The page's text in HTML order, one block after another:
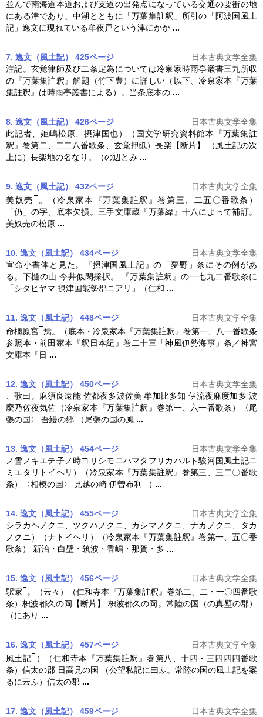
並んで南海道本道および支道の出発点になっている交通の要衝の地
にある津であり、中湖とともに「万葉集註釈 」所引の「阿波国風土
記」逸文に現れている牟夜戸という津にかか ...
7. 逸文（風土記） 425ページ
日本古典文学全集
注記。玄覚律師及び二条定為については冷泉家時雨亭叢書三九所収
の『万葉集註釈 』解題（竹下豊）に詳しい（以下、冷泉家本『万葉
集註釈 』は時雨亭叢書による）。当条底本の ...
8. 逸文（風土記） 426ページ
日本古典文学全集
此記者、姫嶋松原、摂津国也）（国文学研究資料館本『万葉集註
釈 』巻第二、二二八番歌条、玄覚押紙）長楽【断片】 （風土記の次
上に）長楽地の名なり。（の辺とみ ...
9. 逸文（風土記） 432ページ
日本古典文学全集
美奴売
。（冷泉家本『万葉集註釈 』巻第三、二五〇番歌条）
「仍」の字、底本欠損。三手文庫蔵『万葉緯』十八によって補訂。
美奴売の松原 ...
10. 逸文（風土記） 434ページ
日本古典文学全集
宣命小書体と見た。『摂津国風土記』の「夢野」条にその例があ
る。下樋の山 今井似閑採択。 『万葉集註釈 』の一七九二番歌条に
「シタヒヤマ 摂津国能勢郡ニアリ」（仁和 ...
11. 逸文（風土記） 448ページ
日本古典文学全集
命橿原宮 焉。（底本・冷泉家本『万葉集註釈 』巻第一、八一番歌条
参照本・前田家本『釈日本紀』巻二十三「神風伊勢海事」条／神宮
文庫本『日 ...
12. 逸文（風土記） 450ページ
日本古典文学全集
、歌曰。麻須良遠能 佐都夜多波佐美 牟加比多知 伊流夜麻度加多 波
麼乃佐夜気佐（冷泉家本『万葉集註釈 』巻第一、六一番歌条）〈尾
張の国〉 吾縵の郷 （尾張の国の風 ...
13. 逸文（風土記） 454ページ
日本古典文学全集
ノ雪ノキエテ子ノ時ヨリシモニハマタフリカハルト駿河国風土記ニ
ミエタリトイヘリ）（冷泉家本『万葉集註釈 』巻第三、三二〇番歌
条）〈相模の国〉 見越の崎 伊曽布利 （ ...
14. 逸文（風土記） 455ページ
日本古典文学全集
シラカヘノクニ、ツクハノクニ、カシマノクニ、ナカノクニ、タカ
ノクニ）（ナトイヘリ）（冷泉家本『万葉集註釈 』巻第一、五〇番
歌条） 新治・白壁・筑波・香嶋・那賀・多 ...
15. 逸文（風土記） 456ページ
日本古典文学全集
駅家
。（云々）（仁和寺本『万葉集註釈 』巻第二、二・一〇四番歌
条）枳波都久の岡【断片】 枳波都久の岡。常陸の国（の真壁の郡）
（にあり ...
16. 逸文（風土記） 457ページ
日本古典文学全集
風土記
）（仁和寺本『万葉集註釈 』巻第八、十四・三四四四番歌
条）信太の郡 日高見の国 （公望私記に曰ふ。常陸の国の風土記を案
るに云ふ）信太の郡 ...
17. 逸文（風土記） 459ページ
日本古典文学全集